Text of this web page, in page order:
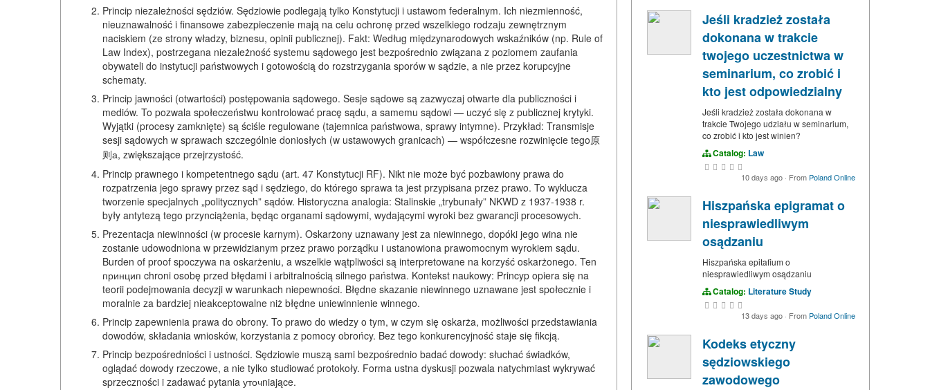
Princip niezależności sędziów. Sędziowie podlegają tylko Konstytucji i ustawom federalnym. Ich niezmienność,
nieuznawalność i finansowe zabezpieczenie mają na celu ochronę przed wszelkiego rodzaju zewnętrznym
naciskiem (ze strony władzy, biznesu, opinii publicznej). Fakt: Według międzynarodowych wskaźników (np. Rule of
Law Index), postrzegana niezależność systemu sądowego jest bezpośrednio związana z poziomem zaufania
obywateli do instytucji państwowych i gotowością do rozstrzygania sporów w sądzie, a nie przez korupcyjne
schematy.
Princip jawności (otwartości) postępowania sądowego. Sesje sądowe są zazwyczaj otwarte dla publiczności i
mediów. To pozwala społeczeństwu kontrolować pracę sądu, a samemu sądowi — uczyć się z publicznej krytyki.
Wyjątki (procesy zamknięte) są ściśle regulowane (tajemnica państwowa, sprawy intymne). Przykład: Transmisje
sesji sądowych w sprawach szczególnie doniosłych (w ustawowych granicach) — współczesne rozwinięcie tego原
则а, zwiększające przejrzystość.
Princip prawnego i kompetentnego sądu (art. 47 Konstytucji RF). Nikt nie może być pozbawiony prawa do
rozpatrzenia jego sprawy przez sąd i sędziego, do którego sprawa ta jest przypisana przez prawo. To wyklucza
tworzenie specjalnych „politycznych” sądów. Historyczna analogia: Stalinskie „trybunały” NKWD z 1937-1938 r.
były antytezą tego przynciążenia, będąc organami sądowymi, wydającymi wyroki bez gwarancji procesowych.
Prezentacja niewinności (w procesie karnym). Oskarżony uznawany jest za niewinnego, dopóki jego wina nie
zostanie udowodniona w przewidzianym przez prawo porządku i ustanowiona prawomocnym wyrokiem sądu.
Burden of proof spoczywa na oskarżeniu, a wszelkie wątpliwości są interpretowane na korzyść oskarżonego. Ten
принцип chroni osobę przed błędami i arbitralnością silnego państwa. Kontekst naukowy: Princyp opiera się na
teorii podejmowania decyzji w warunkach niepewności. Błędne skazanie niewinnego uznawane jest społecznie i
moralnie za bardziej nieakceptowalne niż błędne uniewinnienie winnego.
Princip zapewnienia prawa do obrony. To prawo do wiedzy o tym, w czym się oskarża, możliwości przedstawiania
dowodów, składania wniosków, korzystania z pomocy obrońcy. Bez tego konkurencyjność staje się fikcją.
Princip bezpośredniości i ustności. Sędziowie muszą sami bezpośrednio badać dowody: słuchać świadków,
oglądać dowody rzeczowe, a nie tylko studiować protokoły. Forma ustna dyskusji pozwala natychmiast wykrywać
sprzeczności i zadawać pytania уточniające.
Jeśli kradzież została
dokonana w trakcie
twojego uczestnictwa w
seminarium, co zrobić i
kto jest odpowiedzialny
Jeśli kradzież została dokonana w
trakcie Twojego udziału w seminarium,
co zrobić i kto jest winien?
Catalog: Law
10 days ago · From Poland Online
Hiszpańska epigramat o
niesprawiedliwym
osądzaniu
Hiszpańska epitafium o
niesprawiedliwym osądzaniu
Catalog: Literature Study
13 days ago · From Poland Online
Kodeks etyczny
sędziowskiego
zawodowego